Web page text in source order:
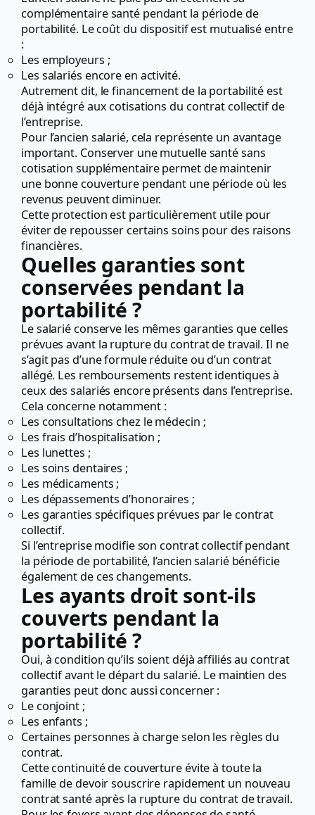
complémentaire santé pendant la période de
portabilité. Le coût du dispositif est mutualisé entre
:
Les employeurs ;
Les salariés encore en activité.
Autrement dit, le financement de la portabilité est
déjà intégré aux cotisations du contrat collectif de
l’entreprise.
Pour l’ancien salarié, cela représente un avantage
important. Conserver une mutuelle santé sans
cotisation supplémentaire permet de maintenir
une bonne couverture pendant une période où les
revenus peuvent diminuer.
Cette protection est particulièrement utile pour
éviter de repousser certains soins pour des raisons
financières.
Quelles garanties sont
conservées pendant la
portabilité ?
Le salarié conserve les mêmes garanties que celles
prévues avant la rupture du contrat de travail. Il ne
s’agit pas d’une formule réduite ou d’un contrat
allégé. Les remboursements restent identiques à
ceux des salariés encore présents dans l’entreprise.
Cela concerne notamment :
Les consultations chez le médecin ;
Les frais d’hospitalisation ;
Les lunettes ;
Les soins dentaires ;
Les médicaments ;
Les dépassements d’honoraires ;
Les garanties spécifiques prévues par le contrat
collectif.
Si l’entreprise modifie son contrat collectif pendant
la période de portabilité, l’ancien salarié bénéficie
également de ces changements.
Les ayants droit sont-ils
couverts pendant la
portabilité ?
Oui, à condition qu’ils soient déjà affiliés au contrat
collectif avant le départ du salarié. Le maintien des
garanties peut donc aussi concerner :
Le conjoint ;
Les enfants ;
Certaines personnes à charge selon les règles du
contrat.
Cette continuité de couverture évite à toute la
famille de devoir souscrire rapidement un nouveau
contrat santé après la rupture du contrat de travail.